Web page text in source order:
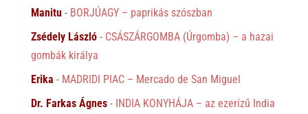
Manitu- BORJÚAGY – paprikás szószban
Zsédely László- CSÁSZÁRGOMBA (Úrgomba) – a hazai
gombák királya
Erika - MADRIDI PIAC – Mercado de San Miguel
Dr. Farkas Ágnes- INDIA KONYHÁJA – az ezerízű India